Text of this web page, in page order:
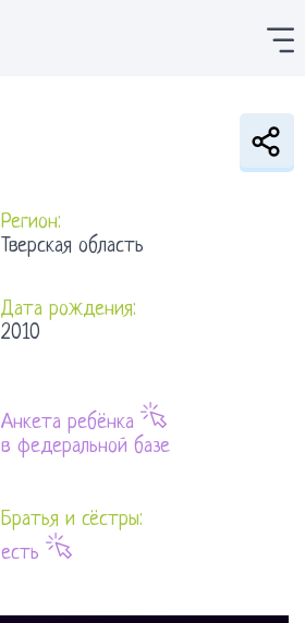
Регион:
Тверская область
Дата рождения:
2010
Анкета ребёнка
в федеральной базе
Братья и сёстры:
есть